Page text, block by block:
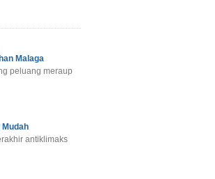
Malaga
peluang meraup
Mudah
antiklimaks